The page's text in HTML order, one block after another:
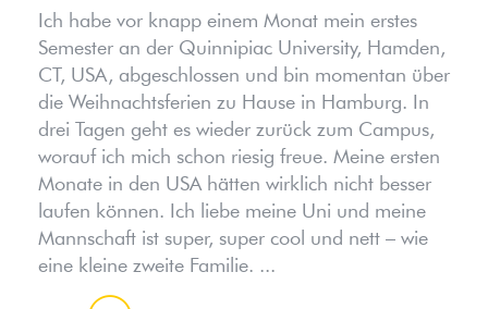
Ich habe vor knapp einem Monat mein erstes
Semester an der Quinnipiac University, Hamden,
CT, USA, abgeschlossen und bin momentan über
die Weihnachtsferien zu Hause in Hamburg. In
drei Tagen geht es wieder zurück zum Campus,
worauf ich mich schon riesig freue. Meine ersten
Monate in den USA hätten wirklich nicht besser
laufen können. Ich liebe meine Uni und meine
Mannschaft ist super, super cool und nett – wie
eine kleine zweite Familie. ...